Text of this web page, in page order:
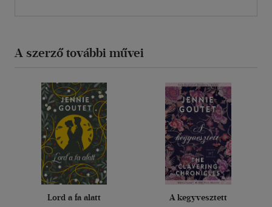
A szerző további művei
Lord a fa alatt A kegyvesztett